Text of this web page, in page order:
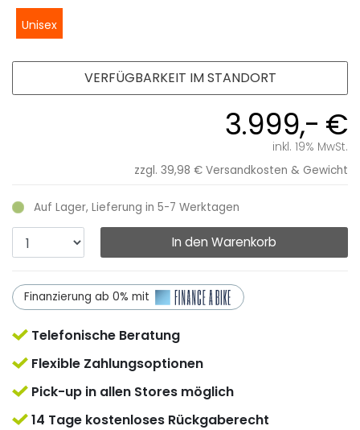
Unisex
3.999,- €
inkl. 19% MwSt.
zzgl. 39,98 € Versandkosten & Gewicht
Auf Lager, Lieferung in 5-7 Werktagen
In den Warenkorb
VERFÜGBARKEIT IM STANDORT
Finanzierung ab 0% mit
Telefonische Beratung
Flexible Zahlungsoptionen
Pick-up in allen Stores möglich
14 Tage kostenloses Rückgaberecht